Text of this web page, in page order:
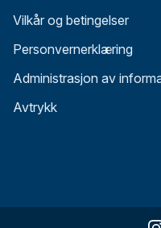
Vilkår og betingelser
Personvernerklæring
Administrasjon av
Avtrykk